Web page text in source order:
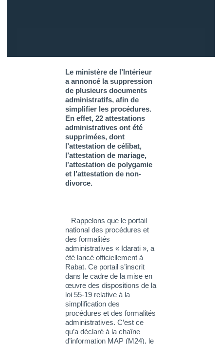
Le ministère de l’Intérieur
a annoncé la suppression
de plusieurs documents
administratifs, afin de
simplifier les procédures.
En effet, 22 attestations
administratives ont été
supprimées, dont
l’attestation de célibat,
l’attestation de mariage,
l’attestation de polygamie
et l’attestation de non-
divorce.
Rappelons que le portail
national des procédures et
des formalités
administratives « Idarati », a
été lancé officiellement à
Rabat. Ce portail s’inscrit
dans le cadre de la mise en
œuvre des dispositions de la
loi 55-19 relative à la
simplification des
procédures et des formalités
administratives. C’est ce
qu’a déclaré à la chaîne
d’information MAP (M24), le